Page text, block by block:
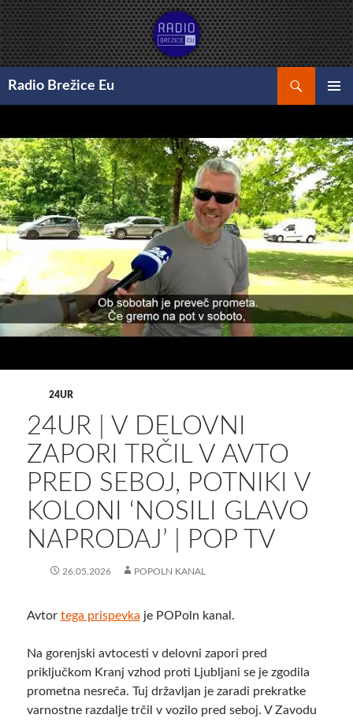
Preskoči
na
vsebino
Radio Brežice Eu
24UR
24UR | V DELOVNI
ZAPORI TRČIL V AVTO
PRED SEBOJ, POTNIKI V
KOLONI ‘NOSILI GLAVO
NAPRODAJ’ | POP TV
26.05.2026 POPOLN KANAL
Avtor tega prispevka je POPoln kanal.
Na gorenjski avtocesti v delovni zapori pred
priključkom Kranj vzhod proti Ljubljani se je zgodila
prometna nesreča. Tuj državljan je zaradi prekratke
varnostne razdalje trčil v vozilo pred seboj. V Zavodu